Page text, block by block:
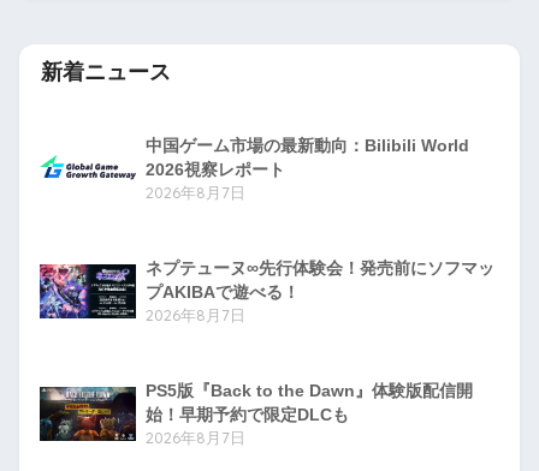
新着ニュース
中国ゲーム市場の最新動向：Bilibili World
2026視察レポート
2026年8月7日
ネプテューヌ∞先行体験会！発売前にソフマッ
プAKIBAで遊べる！
2026年8月7日
PS5版『Back to the Dawn』体験版配信開
始！早期予約で限定DLCも
2026年8月7日